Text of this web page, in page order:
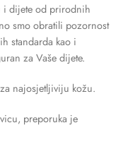
i dijete od prirodnih
smo obratili pozornost
standarda kao i
za Vaše dijete.
najosjetljiviju kožu.
preporuka je